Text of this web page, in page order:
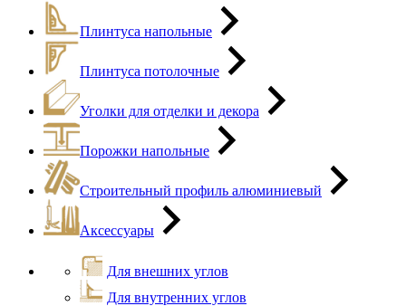
Плинтуса напольные
Плинтуса потолочные
Уголки для отделки и декора
Порожки напольные
Строительный профиль алюминиевый
Аксессуары
Для внешних углов
Для внутренних углов